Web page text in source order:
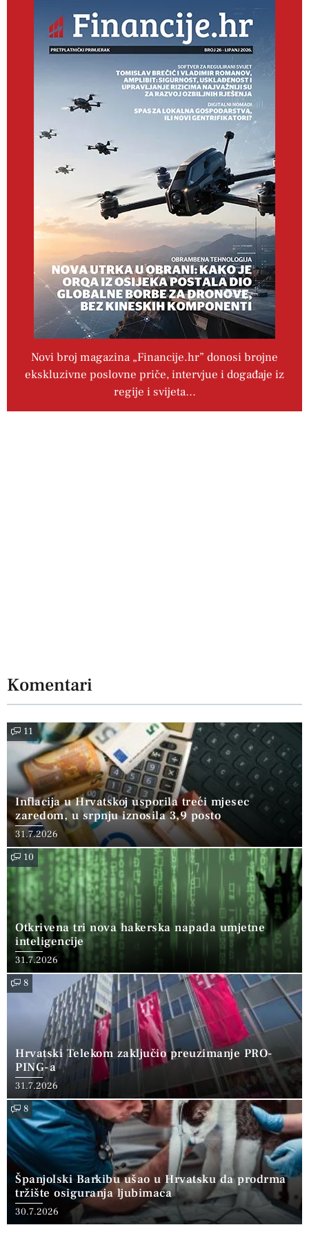
Novi broj magazina „Financije.hr” donosi brojne
ekskluzivne poslovne priče, intervjue i događaje iz
regije i svijeta…
Komentari
11
Inflacija u Hrvatskoj usporila treći mjesec
zaredom, u srpnju iznosila 3,9 posto
31.7.2026
10
Otkrivena tri nova hakerska napada umjetne
inteligencije
31.7.2026
8
Hrvatski Telekom zaključio preuzimanje PRO-
PING-a
31.7.2026
8
Španjolski Barkibu ušao u Hrvatsku da prodrma
tržište osiguranja ljubimaca
30.7.2026